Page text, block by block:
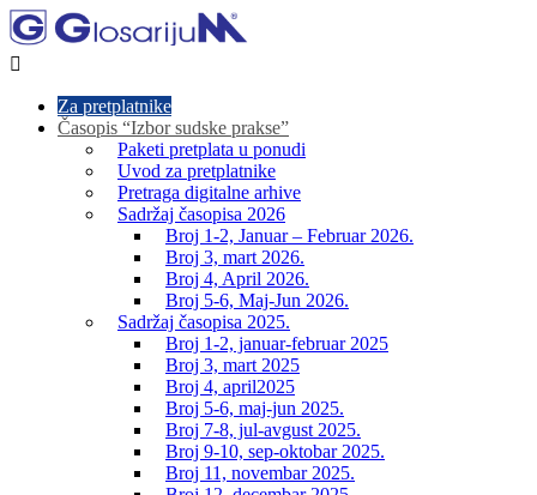

Za pretplatnike
Časopis “Izbor sudske prakse”
Paketi pretplata u ponudi
Uvod za pretplatnike
Pretraga digitalne arhive
Sadržaj časopisa 2026
Broj 1-2, Januar – Februar 2026.
Broj 3, mart 2026.
Broj 4, April 2026.
Broj 5-6, Maj-Jun 2026.
Sadržaj časopisa 2025.
Broj 1-2, januar-februar 2025
Broj 3, mart 2025
Broj 4, april2025
Broj 5-6, maj-jun 2025.
Broj 7-8, jul-avgust 2025.
Broj 9-10, sep-oktobar 2025.
Broj 11, novembar 2025.